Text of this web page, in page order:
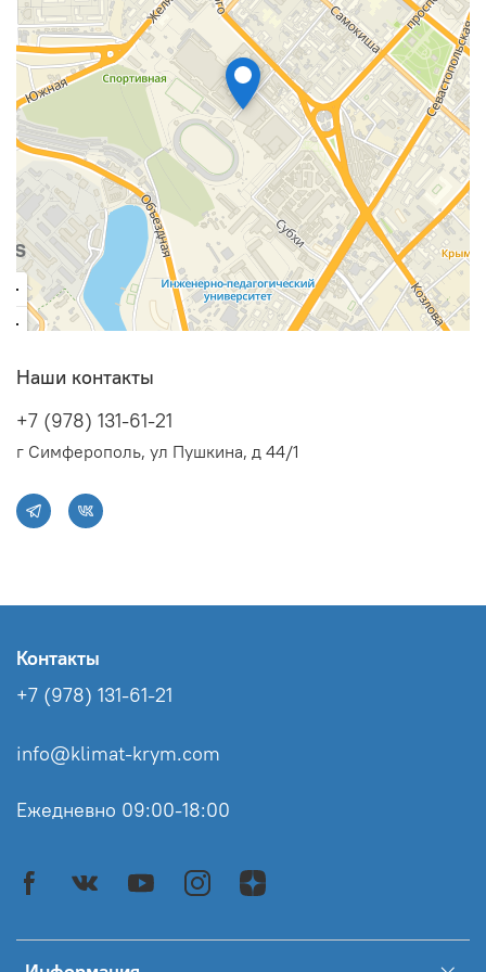
Наши контакты
+7 (978) 131-61-21
г Симферополь, ул Пушкина, д 44/1
Контакты
+7 (978) 131-61-21
info@klimat-krym.com
Ежедневно 09:00-18:00